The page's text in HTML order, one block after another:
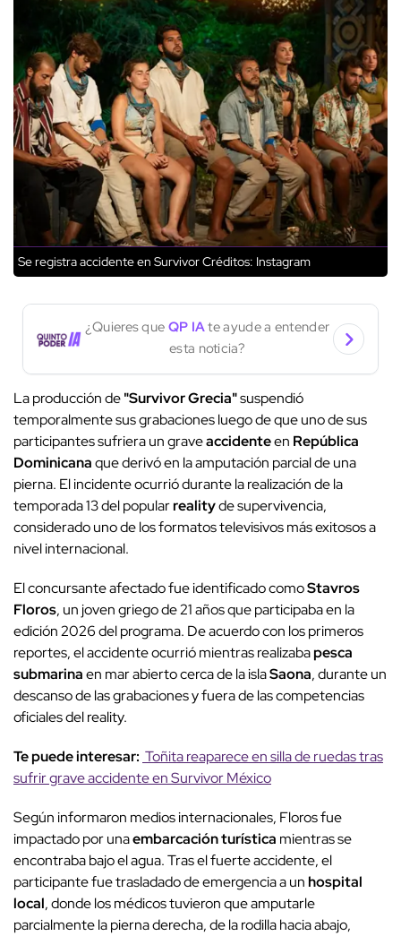
Se registra accidente en SurvivorCréditos: Instagram
¿Quieres que QP IAte ayude a entender
esta noticia?
La producción de"Survivor Grecia"suspendió
temporalmente sus grabaciones luego de que uno de sus
participantes sufriera un graveaccidenteen República
Dominicanaque derivó en la amputación parcial de una
pierna. El incidente ocurrió durante la realización de la
temporada 13 del popularrealityde supervivencia,
considerado uno de los formatos televisivos más exitosos a
nivel internacional.
El concursante afectado fue identificado comoStavros
Floros, un joven griego de 21 años que participaba en la
edición 2026 del programa. De acuerdo con los primeros
reportes, el accidente ocurrió mientras realizabapesca
submarinaen mar abierto cerca de la islaSaona, durante un
descanso de las grabaciones y fuera de las competencias
oficiales del reality.
Te puede interesar: Toñita reaparece en silla de ruedas tras
sufrir grave accidente en Survivor México
Según informaron medios internacionales, Floros fue
impactado por unaembarcación turística mientras se
encontraba bajo el agua. Tras el fuerte accidente, el
participante fue trasladado de emergencia a unhospital
local, donde los médicos tuvieron que amputarle
parcialmente la pierna derecha, de la rodilla hacia abajo,